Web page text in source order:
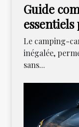
Guide
Le camping-
inégalée,
sans...